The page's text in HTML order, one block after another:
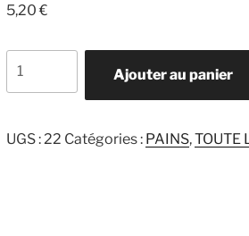
5,20€
de
CRAQUELIN
Ajouter au panier
UGS : 22 Catégories : PAINS,TOUTE